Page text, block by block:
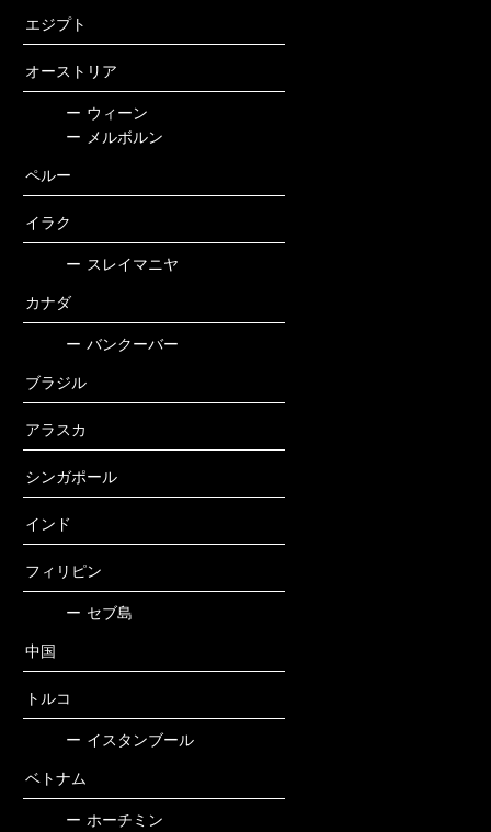
エジプト
オーストリア
ー ウィーン
ー
メルボルン
ペルー
イラク
ー スレイマニヤ
カナダ
ー バンクーバー
ブラジル
アラスカ
シンガポール
インド
フィリピン
ー セブ島
中国
トルコ
ー イスタンブール
ベトナム
ー ホーチミン